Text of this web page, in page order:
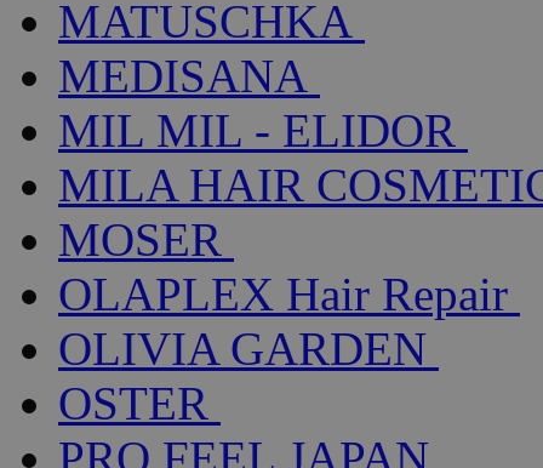
MATUSCHKA
MEDISANA
MIL MIL - ELIDOR
MILA HAIR
MOSER
OLAPLEX Hair Repair
OLIVIA GARDEN
OSTER